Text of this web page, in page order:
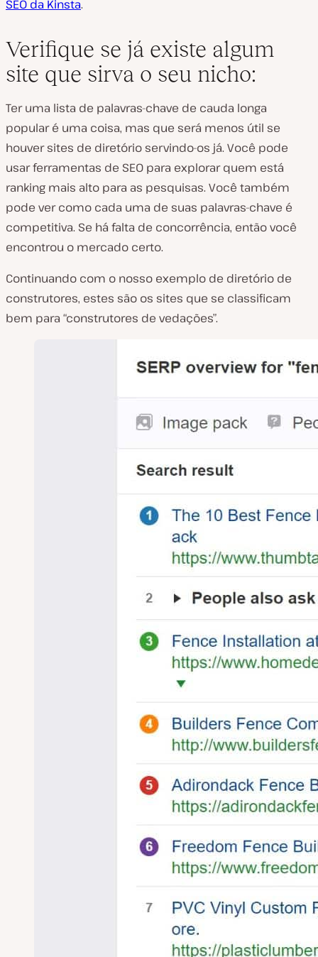
SEO da Kinsta.
Verifique se já existe algum
site que sirva o seu nicho:
Ter uma lista de palavras-chave de cauda longa
popular é uma coisa, mas que será menos útil se
houver sites de diretório servindo-os já. Você pode
usar ferramentas de SEO para explorar quem está
ranking mais alto para as pesquisas. Você também
pode ver como cada uma de suas palavras-chave é
competitiva. Se há falta de concorrência, então você
encontrou o mercado certo.
Continuando com o nosso exemplo de diretório de
construtores, estes são os sites que se classificam
bem para “construtores de vedações”.